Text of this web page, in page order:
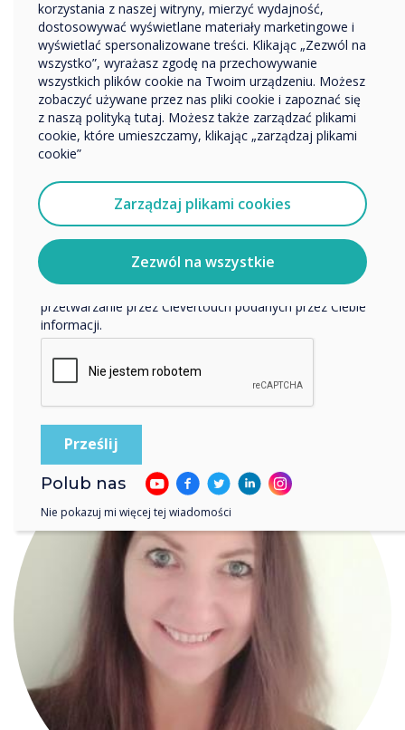
Equity vs Equality
korzystania z naszej witryny, mierzyć wydajność,
dostosowywać wyświetlane materiały marketingowe i
wyświetlać spersonalizowane treści. Klikając „Zezwól na
wszystko”, wyrażasz zgodę na przechowywanie
wszystkich plików cookie na Twoim urządzeniu. Możesz
zobaczyć używane przez nas pliki cookie i zapoznać się
z naszą polityką tutaj. Możesz także zarządzać plikami
cookie, które umieszczamy, klikając „zarządzaj plikami
cookie”
Zarządzaj plikami cookies
Zezwól na wszystkie
Inne
Nazwa firmy
Chcielibyśmy się z Tobą skontaktować w sprawie
naszych produktów i usług za pośrednictwem poczty
elektronicznej, telefonu lub poczty.
Clevertouch.
Aby uzyskać informacje o tym, jak gromadzimy i
wykorzystujemy Twoje dane osobowe, odwiedź naszą
politykę prywatności.
Klikając Wyślij, wyrażasz zgodę na przechowywanie i
przetwarzanie przez Clevertouch podanych przez Ciebie
informacji.
Polub nas
Nie pokazuj mi więcej tej wiadomości